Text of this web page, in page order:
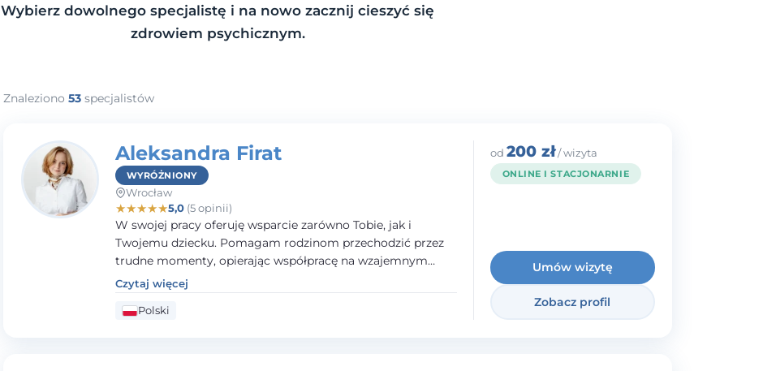
Wybierz dowolnego specjalistę i na nowo zacznij cieszyć się
zdrowiem psychicznym.
Znaleziono 53 specjalistów
Aleksandra Firat
WYRÓŻNIONY
Wrocław
★★★★★5,0(5 opinii)
W swojej pracy oferuję wsparcie zarówno Tobie, jak i
Twojemu dziecku. Pomagam rodzinom przechodzić przez
trudne momenty, opierając współpracę na wzajemnym
zaufaniu i otwartej komunikacji. Posiadam doświadczenie w
pracy z dziećmi i młodzieżą mierzącymi się z różnorodnymi
trudnościami emocjonalnymi oraz rozwojowymi.
Czytaj więcej
Polski
od 200 zł/ wizyta
ONLINE I STACJONARNIE
Umów wizytę
Zobacz profil